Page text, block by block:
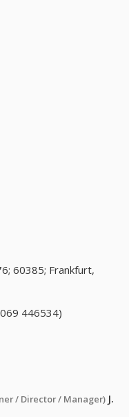
60385; Frankfurt,
446534)
/ Director / Manager) J.